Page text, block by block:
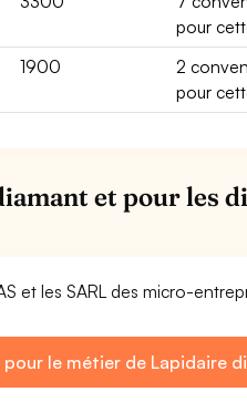
pour
1900
2
pour
et pour les
et les SARL des micro-
le métier de Lapidaire